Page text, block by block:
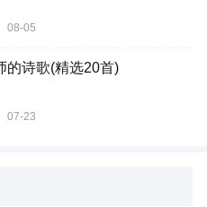
08-05
的诗歌(精选20首)
07-23